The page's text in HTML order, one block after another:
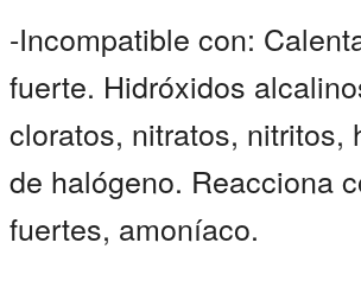
-Incompatible con:
fuerte. Hidróxidos
cloratos, nitratos, nitritos,
de halógeno. Reacciona
fuertes, amoníaco.